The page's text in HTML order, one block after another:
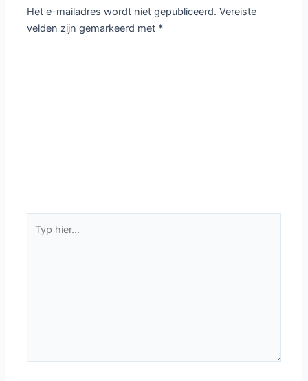
Het e-mailadres wordt niet gepubliceerd. Vereiste
velden zijn gemarkeerd met *
hier...